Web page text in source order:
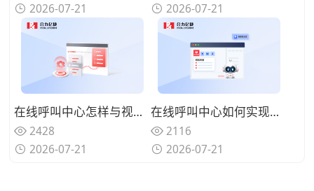
2026-07-21
2026-07-21
在线呼叫中心怎样与视频客服结合？可视化服务提升复杂问题解决率
2428
2026-07-21
在线呼叫中心如何实现多渠道统一管理？一站式响应客户所有触点的需求
2116
2026-07-21